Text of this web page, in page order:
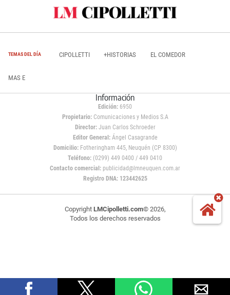
TEMAS DEL DÍA CIPOLLETTI +HISTORIAS EL COMEDOR
MAS E
Información
Edición: 6950
Propietario:Comunicaciones y Medios S.A
Director: Juan Carlos Schroeder
Editor General:Ángel Casagrande
Domicilio:Fotheringham 445, Neuquén (CP 8300)
Teléfono: (0299) 449 0400 / 449 0410
Contacto comercial: publicidad@lmneuquen.com.ar
Registro DNA: 123442625
Copyright LMCipolletti.com© 2026,
Todos los derechos reservados